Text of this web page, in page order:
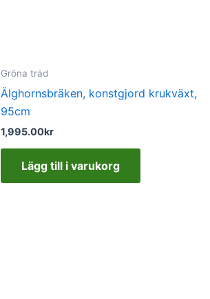
Gröna träd
Älghornsbräken, konstgjord krukväxt,
95cm
1,995.00kr
Lägg till i varukorg